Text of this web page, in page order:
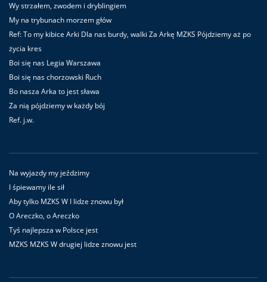
Wy strzałem, zwodem i dryblingiem
My na trybunach morzem głów
Ref: To my kibice Arki Dla nas burdy, walki Za Arkę MZKS Pójdziemy aż po
życia kres
Boi się nas Legia Warszawa
Boi się nas chorzowski Ruch
Bo nasza Arka to jest sława
Za nią pójdziemy w każdy bój
Ref. j.w.
Na wyjazdy my jeździmy
I śpiewamy ile sił
Aby tylko MZKS W I lidze znowu był
O Areczko, o Areczko
Tyś najlepsza w Polsce jest
MZKS MZKS W drugiej lidze znowu jest